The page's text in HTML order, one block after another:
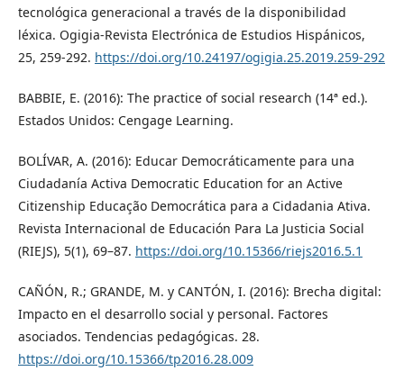
tecnológica generacional a través de la disponibilidad
léxica. Ogigia-Revista Electrónica de Estudios Hispánicos,
25, 259-292. https://doi.org/10.24197/ogigia.25.2019.259-292
BABBIE, E. (2016): The practice of social research (14ª ed.).
Estados Unidos: Cengage Learning.
BOLÍVAR, A. (2016): Educar Democráticamente para una
Ciudadanía Activa Democratic Education for an Active
Citizenship Educação Democrática para a Cidadania Ativa.
Revista Internacional de Educación Para La Justicia Social
(RIEJS), 5(1), 69–87. https://doi.org/10.15366/riejs2016.5.1
CAÑÓN, R.; GRANDE, M. y CANTÓN, I. (2016): Brecha digital:
Impacto en el desarrollo social y personal. Factores
asociados. Tendencias pedagógicas. 28.
https://doi.org/10.15366/tp2016.28.009